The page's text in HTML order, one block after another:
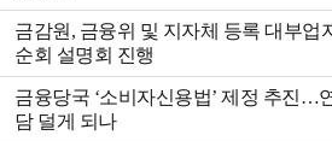
금감원, 금융위 및 지자체 등록 대부업
순회 설명회 진행
금융당국 ‘소비자신용법’ 제정 추진…
담 덜게 되나